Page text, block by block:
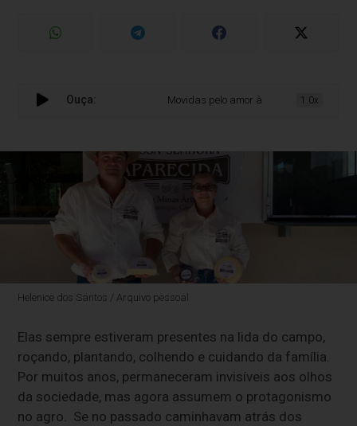
Ouça: Movidas pelo amor à terra, mulheres
1.0x
Helenice dos Santos / Arquivo pessoal
Elas sempre estiveram presentes na lida do campo,
roçando, plantando, colhendo e cuidando da família.
Por muitos anos, permaneceram invisíveis aos olhos
da sociedade, mas agora assumem o protagonismo
no agro. Se no passado caminhavam atrás dos